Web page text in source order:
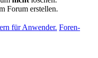
Forum erstellen.
für Anwender. Foren-